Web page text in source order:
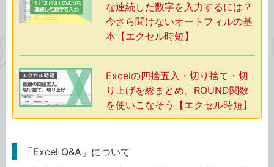
な連続した数字を入力するには？
今さら聞けないオートフィルの基
本【エクセル時短】
Excelの四捨五入・切り捨て・切
り上げを総まとめ。ROUND関数
を使いこなそう【エクセル時短】
「Excel Q&A」について